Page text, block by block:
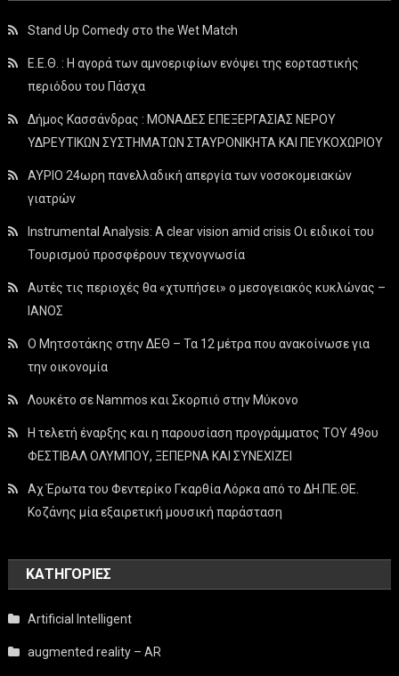
Stand Up Comedy στο the Wet Match
Ε.Ε.Θ. : Η αγορά των αμνοεριφίων ενόψει της εορταστικής
περιόδου του Πάσχα
Δήμος Κασσάνδρας : ΜΟΝΑΔΕΣ ΕΠΕΞΕΡΓΑΣΙΑΣ ΝΕΡΟΥ
ΥΔΡΕΥΤΙΚΩΝ ΣΥΣΤΗΜΑΤΩΝ ΣΤΑΥΡΟΝΙΚΗΤΑ ΚΑΙ ΠΕΥΚΟΧΩΡΙΟΥ
ΑΥΡΙΟ 24ωρη πανελλαδική απεργία των νοσοκομειακών
γιατρών
Instrumental Analysis: A clear vision amid crisis Οι ειδικοί του
Τουρισμού προσφέρουν τεχνογνωσία
Αυτές τις περιοχές θα «χτυπήσει» ο μεσογειακός κυκλώνας –
ΙΑΝΟΣ
Ο Μητσοτάκης στην ΔΕΘ – Τα 12 μέτρα που ανακοίνωσε για
την οικονομία
Λουκέτο σε Nammos και Σκορπιό στην Μύκονο
Η τελετή έναρξης και η παρουσίαση προγράμματος ΤΟΥ 49ου
ΦΕΣΤΙΒΑΛ ΟΛΥΜΠΟΥ, ΞΕΠΕΡΝΑ ΚΑΙ ΣΥΝΕΧΙΖΕΙ
Αχ Έρωτα του Φεντερίκο Γκαρθία Λόρκα από το ΔΗ.ΠΕ.ΘΕ.
Κοζάνης μία εξαιρετική μουσική παράσταση
KΑΤΗΓΟΡΊΕΣ
Artificial Intelligent
augmented reality – AR